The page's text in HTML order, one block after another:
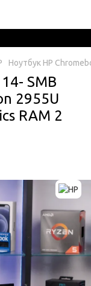
Ноутбук HP
SMB
2955U
RAM 2